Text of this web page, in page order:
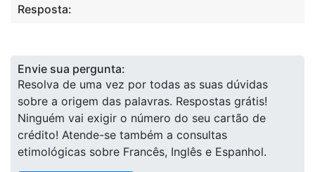
Resposta:
Envie sua pergunta:
Resolva de uma vez por todas as suas dúvidas
sobre a origem das palavras. Respostas grátis!
Ninguém vai exigir o número do seu cartão de
crédito! Atende-se também a consultas
etimológicas sobre Francês, Inglês e Espanhol.